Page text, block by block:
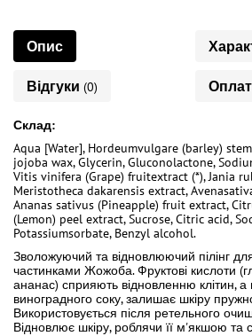
Опис
Відгуки (0)
Склад:
Aqua [Water], Hordeumvulgare (barley)
jojoba wax, Glycerin, Gluconolactone,
Vitis vinifera (Grape) fruitextract (*), Jania
Meristotheca dakarensis extract,
Ananas sativus (Pineapple) fruit extract,
(Lemon) peel extract, Sucrose, Citric acid,
Potassiumsorbate, Benzyl alcohol.
Зволожуючий та відновлюючий пілінг
частинками Жожоба. Фруктові кислоти
ананас) сприяють відновленню клітин, а
виноградного соку, залишає шкіру
Використовується після ретельного
Відновлює шкіру, роблячи її м'якшою та